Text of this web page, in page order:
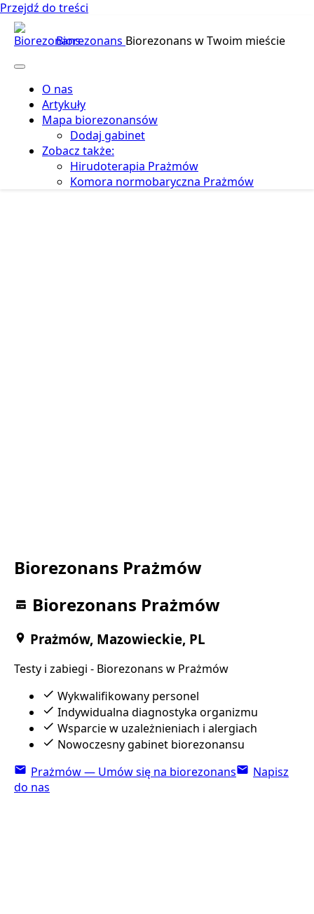
Przejdź do treści
Biorezonans Biorezonans w Twoim mieście
O nas
Artykuły
Mapa biorezonansów
Dodaj gabinet
Zobacz także:
Hirudoterapia Prażmów
Komora normobaryczna Prażmów
Biorezonans Prażmów
Biorezonans Prażmów
Prażmów, Mazowieckie, PL
Testy i zabiegi - Biorezonans w Prażmów
Wykwalifikowany personel
Indywidualna diagnostyka organizmu
Wsparcie w uzależnieniach i alergiach
Nowoczesny gabinet biorezonansu
Prażmów — Umów się na biorezonans
Napisz
do nas